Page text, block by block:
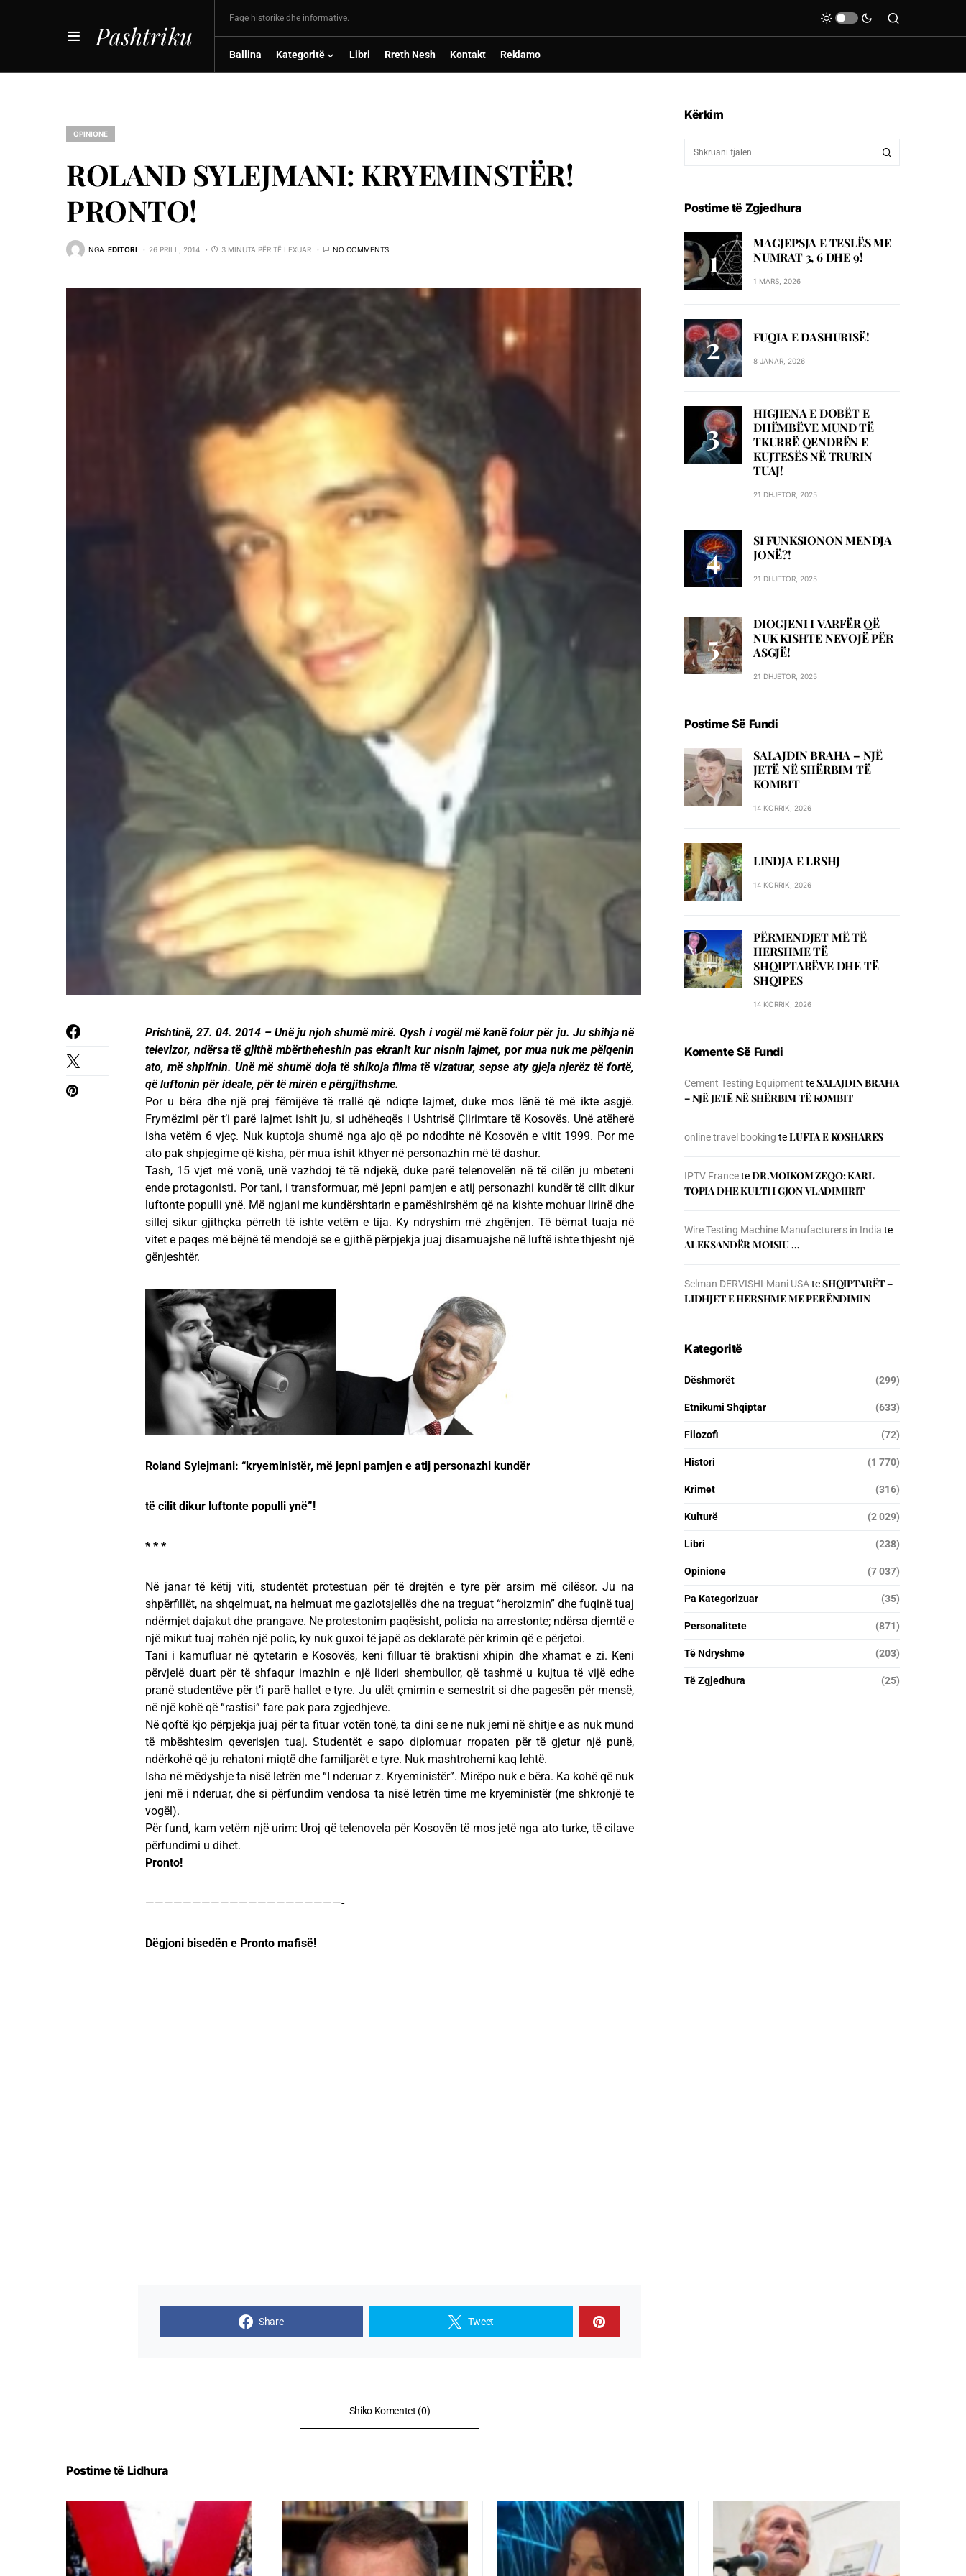
Pashtriku
Faqe historike dhe informative.
Ballina Kategoritë Libri Rreth Nesh Kontakt Reklamo
OPINIONE
ROLAND SYLEJMANI: KRYEMINSTËR!
PRONTO!
NGA EDITORI 26 PRILL, 2014 3 MINUTA PËR TË LEXUAR NO COMMENTS
Prishtinë, 27. 04. 2014 – Unë ju njoh shumë mirë. Qysh i vogël më kanë folur për ju. Ju shihja në
televizor, ndërsa të gjithë mbërtheheshin pas ekranit kur nisnin lajmet, por mua nuk me pëlqenin
ato, më shpifnin. Unë më shumë doja të shikoja filma të vizatuar, sepse aty gjeja njerëz të fortë,
që luftonin për ideale, për të mirën e përgjithshme.
Por u bëra dhe një prej fëmijëve të rrallë që ndiqte lajmet, duke mos lënë të më ikte asgjë.
Frymëzimi për t’i parë lajmet ishit ju, si udhëheqës i Ushtrisë Çlirimtare të Kosovës. Unë atëherë
isha vetëm 6 vjeç. Nuk kuptoja shumë nga ajo që po ndodhte në Kosovën e vitit 1999. Por me
ato pak shpjegime që kisha, për mua ishit kthyer në personazhin më të dashur.
Tash, 15 vjet më vonë, unë vazhdoj të të ndjekë, duke parë telenovelën në të cilën ju mbeteni
ende protagonisti. Por tani, i transformuar, më jepni pamjen e atij personazhi kundër të cilit dikur
luftonte populli ynë. Më ngjani me kundërshtarin e pamëshirshëm që na kishte mohuar lirinë dhe
sillej sikur gjithçka përreth të ishte vetëm e tija. Ky ndryshim më zhgënjen. Të bëmat tuaja në
vitet e paqes më bëjnë të mendojë se e gjithë përpjekja juaj disamuajshe në luftë ishte thjesht një
gënjeshtër.
Roland Sylejmani: “kryeministër, më jepni pamjen e atij personazhi kundër
të cilit dikur luftonte populli ynë”!
* * *
Në janar të këtij viti, studentët protestuan për të drejtën e tyre për arsim më cilësor. Ju na
shpërfillët, na shqelmuat, na helmuat me gazlotsjellës dhe na treguat “heroizmin” dhe fuqinë tuaj
ndërmjet dajakut dhe prangave. Ne protestonim paqësisht, policia na arrestonte; ndërsa djemtë e
një mikut tuaj rrahën një polic, ky nuk guxoi të japë as deklaratë për krimin që e përjetoi.
Tani i kamufluar në qytetarin e Kosovës, keni filluar të braktisni xhipin dhe xhamat e zi. Keni
përvjelë duart për të shfaqur imazhin e një lideri shembullor, që tashmë u kujtua të vijë edhe
pranë studentëve për t’i parë hallet e tyre. Ju ulët çmimin e semestrit si dhe pagesën për mensë,
në një kohë që “rastisi” fare pak para zgjedhjeve.
Në qoftë kjo përpjekja juaj për ta fituar votën tonë, ta dini se ne nuk jemi në shitje e as nuk mund
të mbështesim qeverisjen tuaj. Studentët e sapo diplomuar rropaten për të gjetur një punë,
ndërkohë që ju rehatoni miqtë dhe familjarët e tyre. Nuk mashtrohemi kaq lehtë.
Isha në mëdyshje ta nisë letrën me “I nderuar z. Kryeministër”. Mirëpo nuk e bëra. Ka kohë që nuk
jeni më i nderuar, dhe si përfundim vendosa ta nisë letrën time me kryeministër (me shkronjë te
vogël).
Për fund, kam vetëm një urim: Uroj që telenovela për Kosovën të mos jetë nga ato turke, të cilave
përfundimi u dihet.
Pronto!
—————————————————————-
Dëgjoni bisedën e Pronto mafisë!
Share Tweet
Shiko Komentet (0)
Kërkim
Postime të Zgjedhura
MAGJEPSJA E TESLËS ME
NUMRAT 3, 6 DHE 9!
1 MARS, 2026
FUQIA E DASHURISË!
8 JANAR, 2026
HIGJIENA E DOBËT E
DHËMBËVE MUND TË
TKURRË QENDRËN E
KUJTESËS NË TRURIN
TUAJ!
21 DHJETOR, 2025
SI FUNKSIONON MENDJA
JONË?!
21 DHJETOR, 2025
DIOGJENI I VARFËR QË
NUK KISHTE NEVOJË PËR
ASGJË!
21 DHJETOR, 2025
Postime Së Fundi
SALAJDIN BRAHA – NJЁ
JETЁ NЁ SHЁRBIM TЁ
KOMBIT
14 KORRIK, 2026
LINDJA E LRSHJ
14 KORRIK, 2026
PËRMENDJET MË TË
HERSHME TË
SHQIPTARËVE DHE TË
SHQIPES
14 KORRIK, 2026
Komente Së Fundi
Cement Testing Equipment teSALAJDIN BRAHA
– NJЁ JETЁ NЁ SHЁRBIM TЁ KOMBIT
online travel booking teLUFTA E KOSHARES
IPTV FranceteDR.MOIKOM ZEQO: KARL
TOPIA DHE KULTI I GJON VLADIMIRIT
Wire Testing Machine Manufacturers in India te
ALEKSANDËR MOISIU …
Selman DERVISHI-Mani USAteSHQIPTARËT –
LIDHJET E HERSHME ME PERËNDIMIN
Kategoritë
Dëshmorët (299)
Etnikumi Shqiptar (633)
Filozofi (72)
Histori (1 770)
Krimet (316)
Kulturë (2 029)
Libri (238)
Opinione (7 037)
Pa Kategorizuar (35)
Personalitete (871)
Të Ndryshme (203)
Të Zgjedhura (25)
Postime të Lidhura